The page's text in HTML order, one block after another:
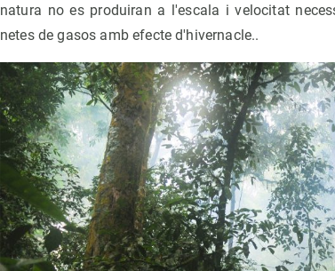
natura no es produiran a l'escala i velocitat
netes de gasos amb efecte d'hivernacle..